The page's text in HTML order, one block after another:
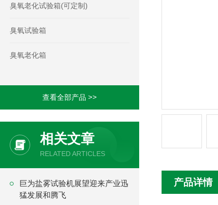
臭氧老化试验箱(可定制)
臭氧试验箱
臭氧老化箱
查看全部产品 >>
相关文章
RELATED ARTICLES
巨为盐雾试验机展望迎来产业迅
猛发展和腾飞
产品详情